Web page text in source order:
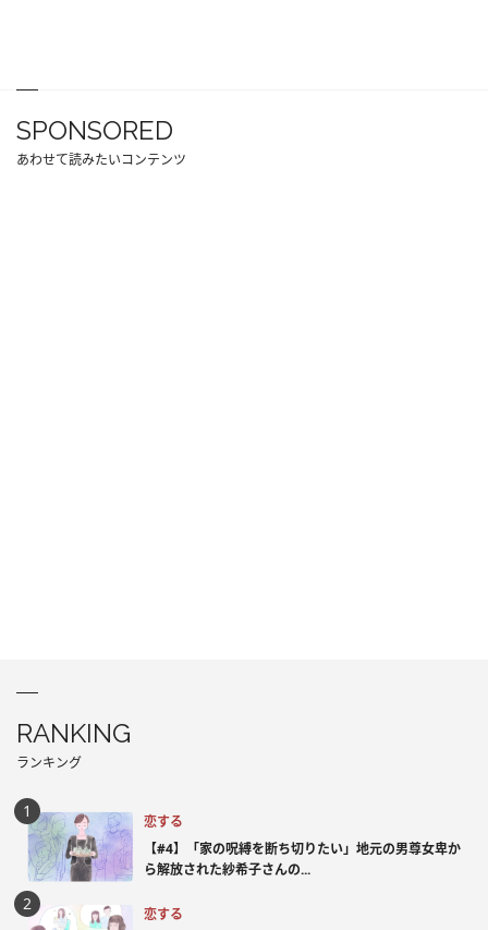
SPONSORED
あわせて読みたいコンテンツ
RANKING
ランキング
恋する
【#4】「家の呪縛を断ち切りたい」地元の男尊女卑か
ら解放された紗希子さんの...
恋する